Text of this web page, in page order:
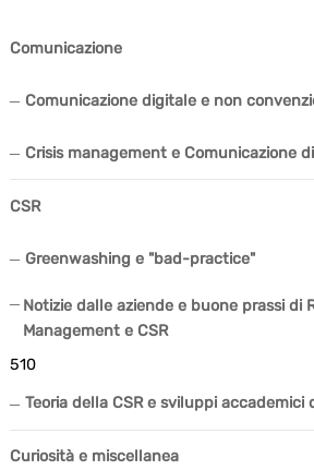
Comunicazione
Comunicazione digitale e non
Crisis management e Comunicazione
CSR
Greenwashing e "bad-practice"
Notizie dalle aziende e buone prassi di
Management e CSR
510
Teoria della CSR e sviluppi accademici
Curiosità e miscellanea